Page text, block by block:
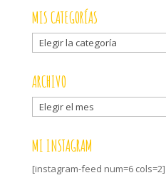
MIS CATEGORÍAS
Mis
categorías
ARCHIVO
Archivo
MI INSTAGRAM
[instagram-feed num=6 cols=2]